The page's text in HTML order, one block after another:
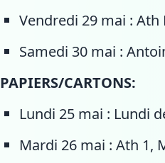
Vendredi 29 mai : Ath
Samedi 30 mai :
PAPIERS/CARTONS:
Lundi 25 mai : Lundi
Mardi 26 mai : Ath 1,